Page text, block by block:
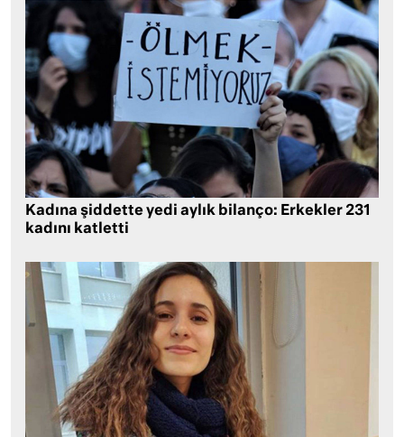
Kadına şiddette yedi aylık bilanço: Erkekler 231
kadını katletti